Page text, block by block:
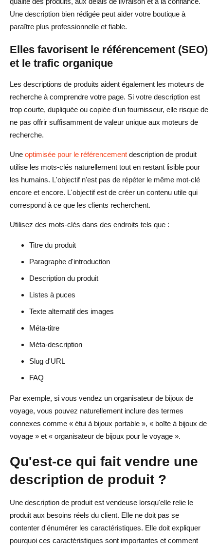
Une description bien rédigée peut aider votre boutique à
paraître plus professionnelle et fiable.
Elles favorisent le référencement (SEO)
et le trafic organique
Les descriptions de produits aident également les moteurs de
recherche à comprendre votre page. Si votre description est
trop courte, dupliquée ou copiée d'un fournisseur, elle risque de
ne pas offrir suffisamment de valeur unique aux moteurs de
recherche.
Une optimisée pour le référencement description de produit
utilise les mots-clés naturellement tout en restant lisible pour
les humains. L'objectif n'est pas de répéter le même mot-clé
encore et encore. L'objectif est de créer un contenu utile qui
correspond à ce que les clients recherchent.
Utilisez des mots-clés dans des endroits tels que :
Titre du produit
Paragraphe d'introduction
Description du produit
Listes à puces
Texte alternatif des images
Méta-titre
Méta-description
Slug d'URL
FAQ
Par exemple, si vous vendez un organisateur de bijoux de
voyage, vous pouvez naturellement inclure des termes
connexes comme « étui à bijoux portable », « boîte à bijoux de
voyage » et « organisateur de bijoux pour le voyage ».
Qu'est-ce qui fait vendre une
description de produit ?
Une description de produit est vendeuse lorsqu'elle relie le
produit aux besoins réels du client. Elle ne doit pas se
contenter d'énumérer les caractéristiques. Elle doit expliquer
pourquoi ces caractéristiques sont importantes et comment